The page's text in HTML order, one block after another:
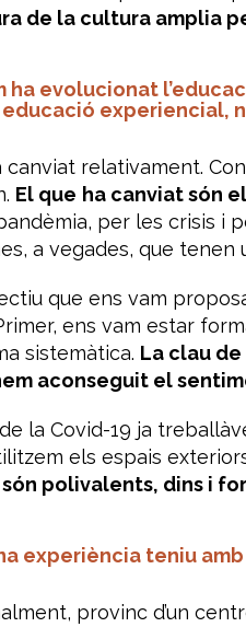
de la cultura amplia
ha evolucionat
educació experiencial,
canviat relativament.
El que ha canviat són
per les crisis i
a vegades, que tenen
que ens vam
ens vam estar
sistemàtica. La clau
aconseguit el
la Covid-19 ja
els espais
polivalents, dins i
experiència teniu amb
provinc d’un